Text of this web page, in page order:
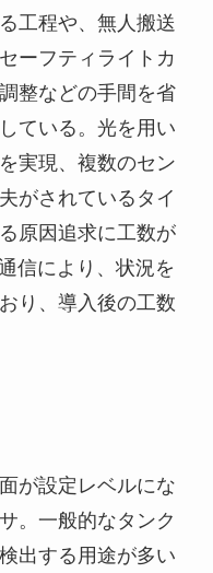
工程や、無人搬送
ーフティライトカ
整などの手間を省
ている。光を用い
実現、複数のセン
がされているタイ
原因追求に工数が
信により、状況を
り、導入後の工数
が設定レベルにな
。一般的なタンク
出する用途が多い